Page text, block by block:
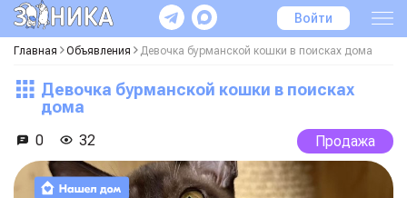
Войти
Главная Объявления Девочка бурманской кошки в поисках дома
Девочка бурманской кошки в поисках
дома
0 32 Продажа